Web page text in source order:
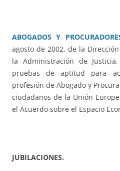
ABOGADOS Y
agosto de 2002, de la
la Administración de
pruebas de aptitud para
profesión de Abogado y
ciudadanos de la Unión
el Acuerdo sobre el Espacio
JUBILACIONES.